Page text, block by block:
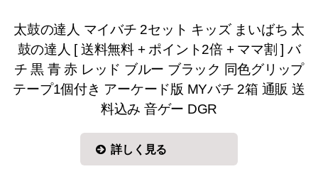
太鼓の達人 マイバチ 2セット キッズ まいばち 太
鼓の達人 [ 送料無料 + ポイント2倍 + ママ割 ] バ
チ 黒 青 赤 レッド ブルー ブラック 同色グリップ
テープ1個付き アーケード版 MYバチ 2箱 通販 送
料込み 音ゲー DGR
詳しく見る